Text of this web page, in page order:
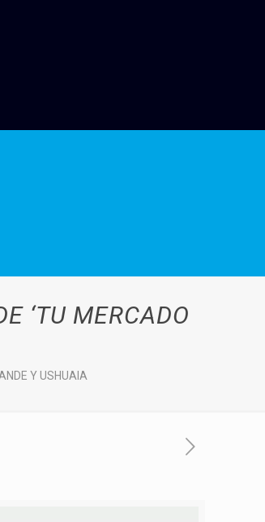
‘TU MERCADO
Y USHUAIA